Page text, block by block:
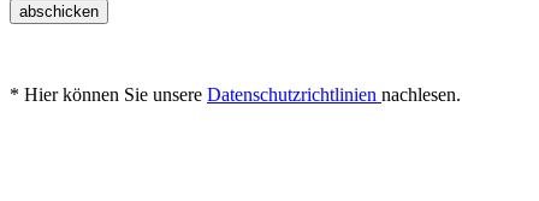
abschicken
* Hier können Sie unsere Datenschutzrichtlinien nachlesen.